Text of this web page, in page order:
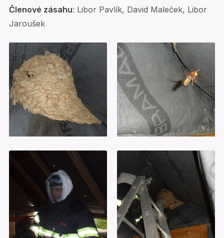
Členové zásahu: Libor Pavlík, David Maleček, Libor
Jaroušek